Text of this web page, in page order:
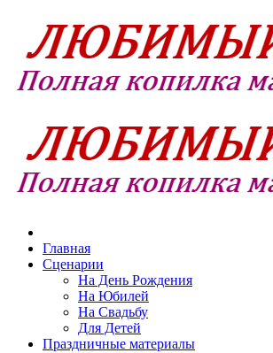
Главная
Сценарии
На День Рождения
На Юбилей
На Свадьбу
Для Детей
Праздничные материалы